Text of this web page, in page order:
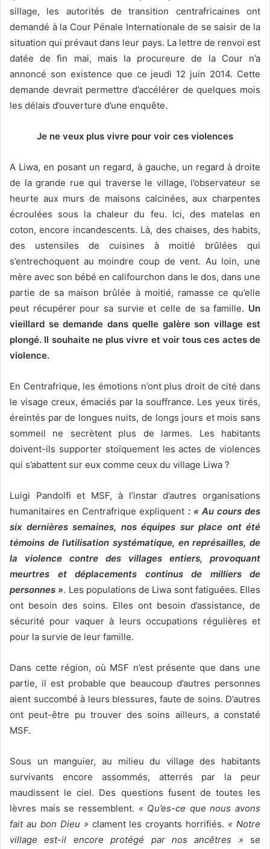
sillage, les autorités de transition centrafricaines ont
demandé à la Cour Pénale Internationale de se saisir de la
situation qui prévaut dans leur pays. La lettre de renvoi est
datée de fin mai, mais la procureure de la Cour n’a
annoncé son existence que ce jeudi 12 juin 2014. Cette
demande devrait permettre d’accélérer de quelques mois
les délais d’ouverture d’une enquête.
Je ne veux plus vivre pour voir ces violences
A Liwa, en posant un regard, à gauche, un regard à droite
de la grande rue qui traverse le village, l’observateur se
heurte aux murs de maisons calcinées, aux charpentes
écroulées sous la chaleur du feu. Ici, des matelas en
coton, encore incandescents. Là, des chaises, des habits,
des ustensiles de cuisines à moitié brûlées qui
s’entrechoquent au moindre coup de vent. Au loin, une
mère avec son bébé en califourchon dans le dos, dans une
partie de sa maison brûlée à moitié, ramasse ce qu’elle
peut récupérer pour sa survie et celle de sa famille. Un
vieillard se demande dans quelle galère son village est
plongé. Il souhaite ne plus vivre et voir tous ces actes de
violence.
En Centrafrique, les émotions n’ont plus droit de cité dans
le visage creux, émaciés par la souffrance. Les yeux tirés,
éreintés par de longues nuits, de longs jours et mois sans
sommeil ne secrètent plus de larmes. Les habitants
doivent-ils supporter stoïquement les actes de violences
qui s’abattent sur eux comme ceux du village Liwa ?
Luigi Pandolfi et MSF, à l’instar d’autres organisations
humanitaires en Centrafrique expliquent : « Au cours des
six dernières semaines, nos équipes sur place ont été
témoins de l’utilisation systématique, en représailles, de
la violence contre des villages entiers, provoquant
meurtres et déplacements continus de milliers de
personnes ». Les populations de Liwa sont fatiguées. Elles
ont besoin des soins. Elles ont besoin d’assistance, de
sécurité pour vaquer à leurs occupations régulières et
pour la survie de leur famille.
Dans cette région, où MSF n’est présente que dans une
partie, il est probable que beaucoup d’autres personnes
aient succombé à leurs blessures, faute de soins. D’autres
ont peut-être pu trouver des soins ailleurs, a constaté
MSF.
Sous un manguier, au milieu du village des habitants
survivants encore assommés, atterrés par la peur
maudissent le ciel. Des questions fusent de toutes les
lèvres mais se ressemblent. « Qu’es-ce que nous avons
fait au bon Dieu » clament les croyants horrifiés. « Notre
village est-il encore protégé par nos ancêtres » se